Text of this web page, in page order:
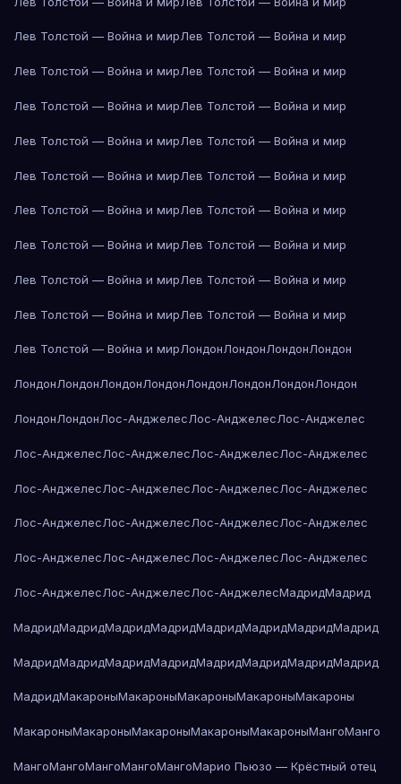
Лев Толстой — Война и мирЛев Толстой — Война и мир
Лев Толстой — Война и мирЛев Толстой — Война и мир
Лев Толстой — Война и мирЛев Толстой — Война и мир
Лев Толстой — Война и мирЛев Толстой — Война и мир
Лев Толстой — Война и мирЛев Толстой — Война и мир
Лев Толстой — Война и мирЛев Толстой — Война и мир
Лев Толстой — Война и мирЛев Толстой — Война и мир
Лев Толстой — Война и мирЛев Толстой — Война и мир
Лев Толстой — Война и мирЛев Толстой — Война и мир
Лев Толстой — Война и мирЛондонЛондонЛондонЛондон
ЛондонЛондонЛондонЛондонЛондонЛондонЛондонЛондон
ЛондонЛондонЛос-АнджелесЛос-АнджелесЛос-Анджелес
Лос-АнджелесЛос-АнджелесЛос-АнджелесЛос-Анджелес
Лос-АнджелесЛос-АнджелесЛос-АнджелесЛос-Анджелес
Лос-АнджелесЛос-АнджелесЛос-АнджелесЛос-Анджелес
Лос-АнджелесЛос-АнджелесЛос-АнджелесЛос-Анджелес
Лос-АнджелесЛос-АнджелесЛос-АнджелесМадридМадрид
МадридМадридМадридМадридМадридМадридМадридМадрид
МадридМадридМадридМадридМадридМадридМадридМадрид
МадридМакароныМакароныМакароныМакароныМакароны
МакароныМакароныМакароныМакароныМакароныМангоМанго
МангоМангоМангоМангоМангоМарио Пьюзо — Крёстный отец